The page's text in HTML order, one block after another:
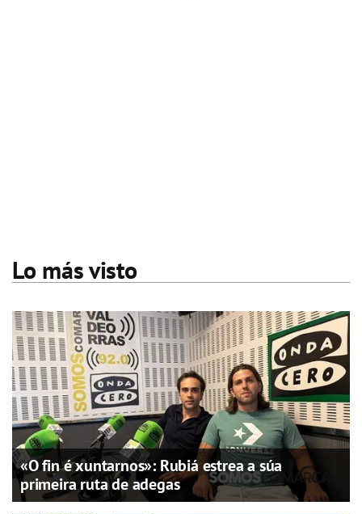
Lo más visto
«O fin é xuntarnos»: Rubiá estrea a súa
primeira ruta de adegas